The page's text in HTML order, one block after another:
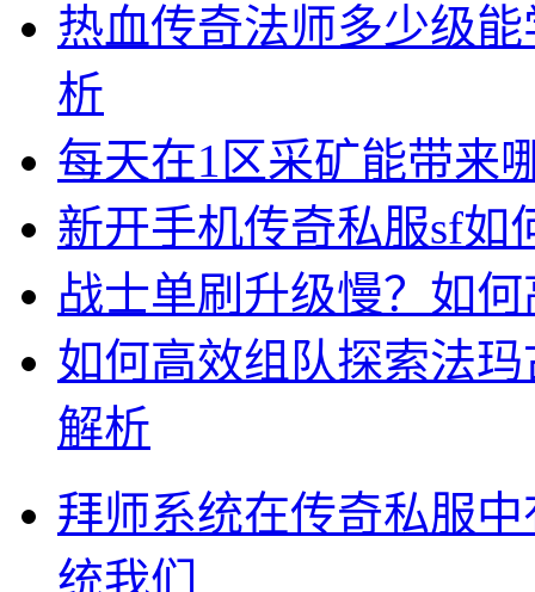
热血传奇法师多少级
析
每天在1区采矿能带来
新开手机传奇私服sf如
战士单刷升级慢？如
如何高效组队探索法
解析
拜师系统在传奇私服
统我们